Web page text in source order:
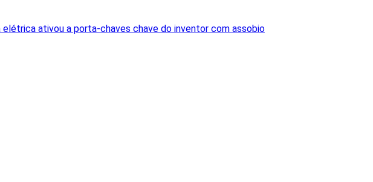
ativou a porta-chaves chave do inventor com assobio